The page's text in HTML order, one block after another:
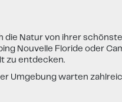
Natur von ihrer
Nouvelle Floride oder
zu entdecken.
Umgebung warten